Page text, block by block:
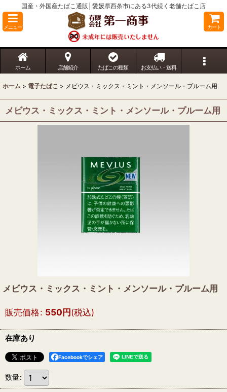
国産・外国産たばこ通販│愛媛県西条市にある3代続く老舗たばこ店
メニュー カート
ホーム 店舗紹介 たばこの種類 お支払い・送料
ホーム > 電子たばこ > メビウス・ミックス・ミント・メンソール・プルーム用
メビウス・ミックス・ミント・メンソール・プルーム用
メビウス・ミックス・ミント・メンソール・プルーム用
販売価格: 550円(税込)
在庫あり
Facebookでシェア
数量: